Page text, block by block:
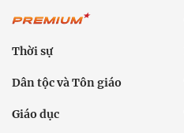
Thời sự
Dân tộc và Tôn giáo
Giáo dục